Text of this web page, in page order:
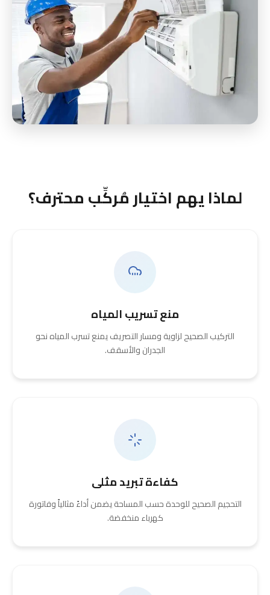
لماذا يهم اختيار مُركِّب محترف؟
منع تسريب المياه
التركيب الصحيح لزاوية ومسار التصريف يمنع تسرب المياه نحو
الجدران والأسقف.
كفاءة تبريد مثلى
التحجيم الصحيح للوحدة حسب المساحة يضمن أداءً مثالياً وفاتورة
كهرباء منخفضة.